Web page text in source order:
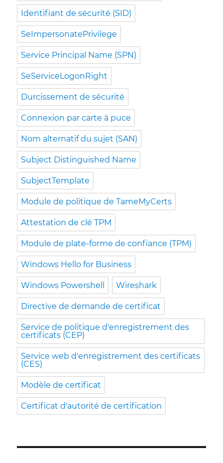
Identifiant de sécurité (SID)
SeImpersonatePrivilege
Service Principal Name (SPN)
SeServiceLogonRight
Durcissement de sécurité
Connexion par carte à puce
Nom alternatif du sujet (SAN)
Subject Distinguished Name
SubjectTemplate
Module de politique de TameMyCerts
Attestation de clé TPM
Module de plate-forme de confiance (TPM)
Windows Hello for Business
Windows Powershell Wireshark
Directive de demande de certificat
Service de politique d'enregistrement des
certificats (CEP)
Service web d'enregistrement des certificats
(CES)
Modèle de certificat
Certificat d'autorité de certification